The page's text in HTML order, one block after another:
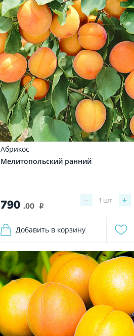
Абрикос
Мелитопольский ранний
790 .00 i
− +
1 шт
Добавить в корзину